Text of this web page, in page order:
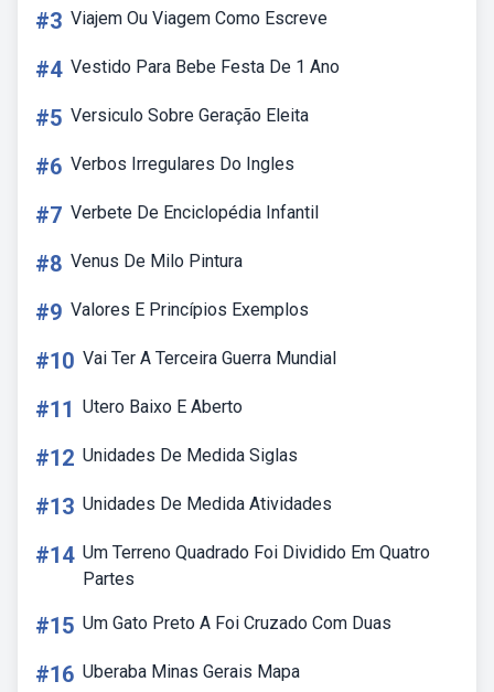
#3 Viajem Ou Viagem Como Escreve
#4 Vestido Para Bebe Festa De 1 Ano
#5 Versiculo Sobre Geração Eleita
#6 Verbos Irregulares Do Ingles
#7 Verbete De Enciclopédia Infantil
#8 Venus De Milo Pintura
#9 Valores E Princípios Exemplos
#10 Vai Ter A Terceira Guerra Mundial
#11 Utero Baixo E Aberto
#12 Unidades De Medida Siglas
#13 Unidades De Medida Atividades
#14 Um Terreno Quadrado Foi Dividido Em Quatro
Partes
#15 Um Gato Preto A Foi Cruzado Com Duas
#16 Uberaba Minas Gerais Mapa